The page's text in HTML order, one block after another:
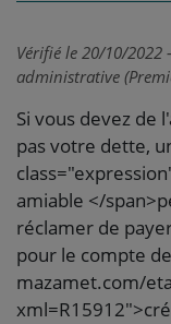
Vérifié le 20/10/
administrative
Si vous devez de
pas votre dette,
amiable </
réclamer de
pour le compte
mazamet.com/